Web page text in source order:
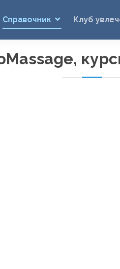
Справочник Клуб